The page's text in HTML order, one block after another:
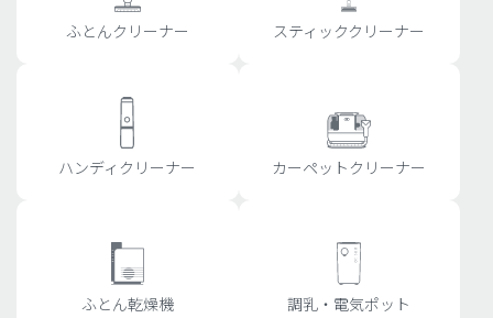
ふとんクリーナー スティッククリーナー
ハンディクリーナー カーペットクリーナー
ふとん乾燥機 調乳・電気ポット